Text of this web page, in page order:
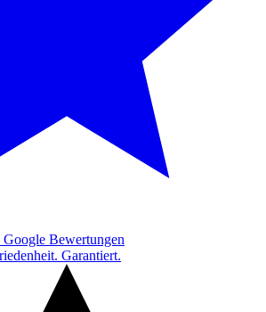
Google Bewertungen
Garantiert.